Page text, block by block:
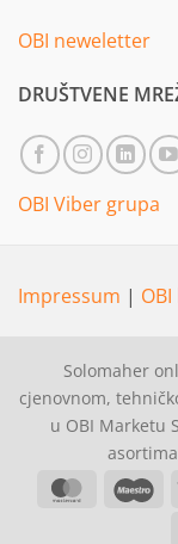
OBI neweletter
DRUŠTVENE
OBI Viber grupa
Impressum |
Solomaher
cjenovnom,
u OBI Marketu